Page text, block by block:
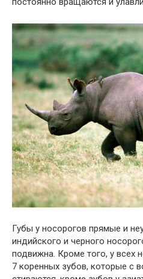
Губы у носорогов прямые и
индийского и черного
подвижна. Кроме того, у всех
7 коренных зубов, которые с